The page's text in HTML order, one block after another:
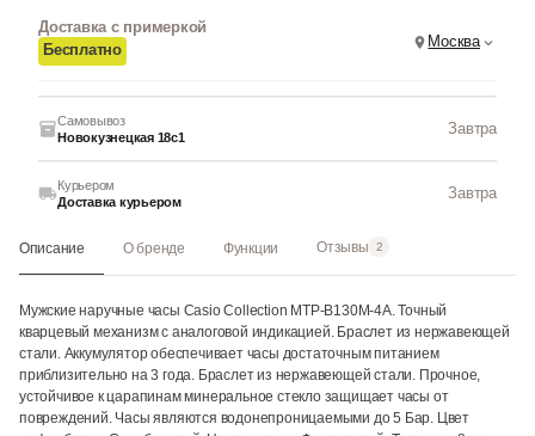
Доставка с примеркой
Бесплатно
Москва
Самовывоз
Новокузнецкая 18с1
Завтра
Курьером
Доставка курьером
Завтра
Описание О бренде Функции Отзывы 2
Мужские наручные часы Casio Collection MTP-B130M-4A. Точный
кварцевый механизм с аналоговой индикацией. Браслет из нержавеющей
стали. Аккумулятор обеспечивает часы достаточным питанием
приблизительно на 3 года. Браслет из нержавеющей стали. Прочное,
устойчивое к царапинам минеральное стекло защищает часы от
повреждений. Часы являются водонепроницаемыми до 5 Бар. Цвет